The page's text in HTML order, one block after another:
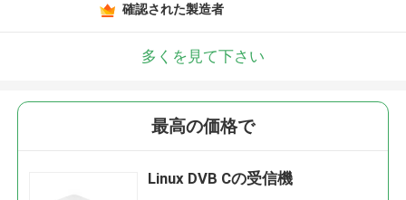
確認された製造者
多くを見て下さい
最高の価格で
Linux DVB Cの受信機